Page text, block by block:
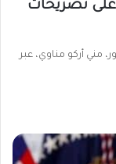
تصريحات
مني أركو مناوي، عبر